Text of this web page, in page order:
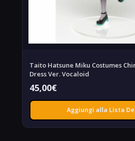
Taito Hatsune Miku Costumes
Dress Ver. Vocaloid
45,00€
Aggiungi alla Lista